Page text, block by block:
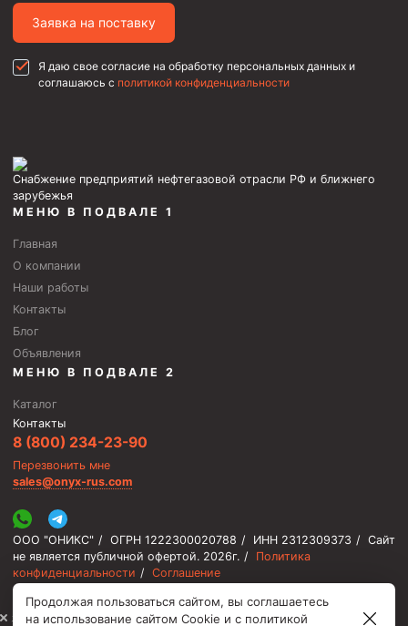
Заявка на поставку
Я даю свое согласие на обработку персональных данных и
соглашаюсь с политикой конфиденциальности
Снабжение предприятий нефтегазовой отрасли РФ и ближнего
зарубежья
МЕНЮ В ПОДВАЛЕ 1
Главная
О компании
Наши работы
Контакты
Блог
Объявления
МЕНЮ В ПОДВАЛЕ 2
Каталог
Контакты
8 (800) 234-23-90
Перезвонить мне
sales@onyx-rus.com
ООО "ОНИКС" / ОГРН 1222300020788 / ИНН 2312309373 / Сайт
не является публичной офертой. 2026г. /
Политика
конфиденциальности / Соглашение
⚡️ Мы онлайн, ответим быстро
Продолжая пользоваться сайтом, вы соглашаетесь
на использование сайтом Cookie и с политикой